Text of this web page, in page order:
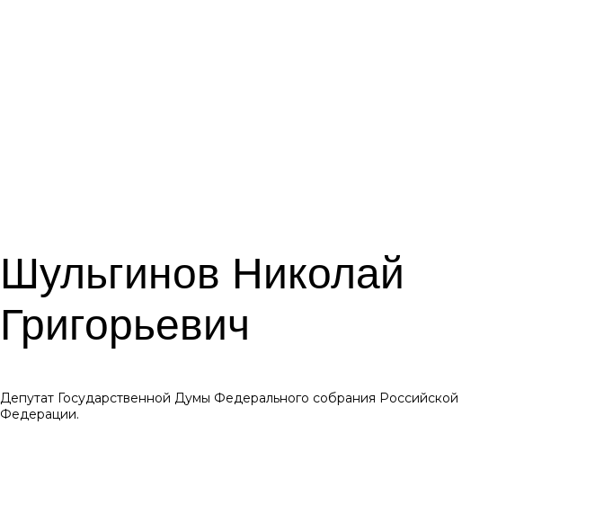
Шульгинов Николай
Григорьевич
Депутат Государственной Думы Федерального собрания Российской
Федерации.